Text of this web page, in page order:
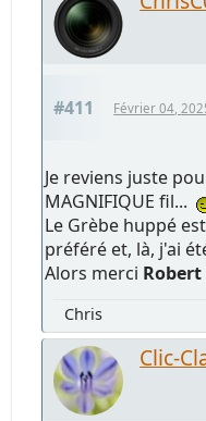
#411 Février 04,
Je reviens juste
MAGNIFIQUE fil...
Le Grèbe huppé
préféré et, là, j'ai
Alors merci Robert
Chris
Clic-